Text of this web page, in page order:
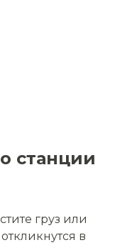
станции
груз или
в